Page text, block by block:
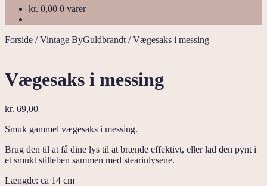
kr. 0,00 0 varer
Forside /Vintage ByGuldbrandt /Vægesaks i messing
Vægesaks i messing
kr. 69,00
Smuk gammel vægesaks i messing.
Brug den til at få dine lys til at brænde effektivt, eller lad den pynt i
et smukt stilleben sammen med stearinlysene.
Længde: ca 14 cm